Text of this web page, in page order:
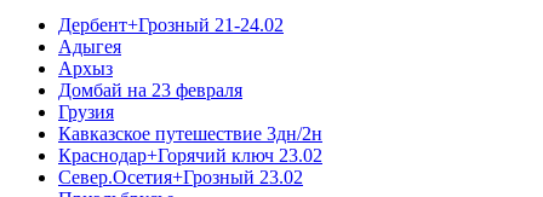
Дербент+Грозный 21-24.02
Адыгея
Архыз
Домбай на 23 февраля
Грузия
Кавказское путешествие 3дн/2н
Краснодар+Горячий ключ 23.02
Север.Осетия+Грозный 23.02